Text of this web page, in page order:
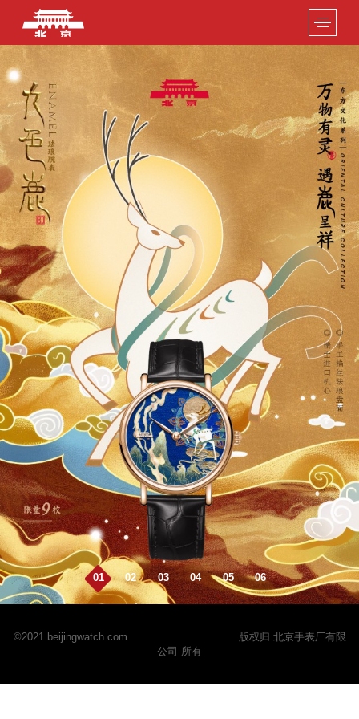
01 02 03 04 05 06
©2021 beijingwatch.com
版权归 北京手表厂有限
公司 所有